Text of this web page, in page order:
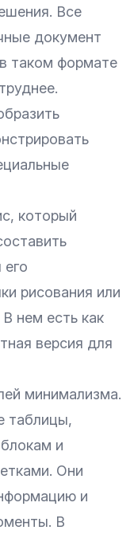
Все
документ
таком формате
который
рисования или
нем есть как
версия для
минимализма.
таблицы,
и
Они
и
В